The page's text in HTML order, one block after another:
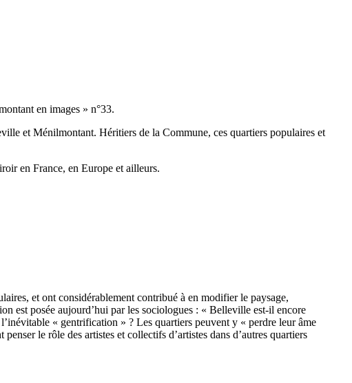
en images » n°33.
et Ménilmontant. Héritiers de la Commune, ces quartiers populaires et
en France, en Europe et ailleurs.
et ont considérablement contribué à en modifier le paysage,
est posée aujourd’hui par les sociologues : « Belleville est-il encore
« gentrification » ? Les quartiers peuvent y « perdre leur âme
le rôle des artistes et collectifs d’artistes dans d’autres quartiers